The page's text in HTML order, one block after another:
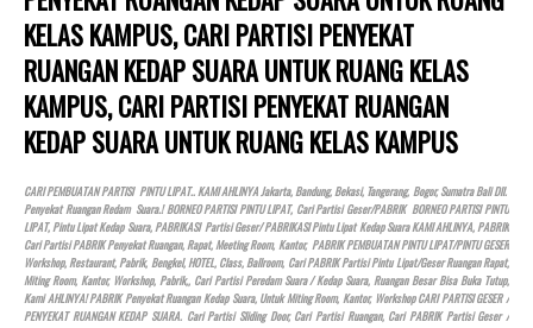
KELAS KAMPUS, CARI PARTISI PENYEKAT
RUANGAN KEDAP SUARA UNTUK RUANG KELAS
KAMPUS, CARI PARTISI PENYEKAT RUANGAN
KEDAP SUARA UNTUK RUANG KELAS KAMPUS
CARI PEMBUATAN PARTISI PINTU LIPAT.. KAMI AHLINYA Jakarta, Bandung, Bekasi, Tangerang, Bogor, Sumatra Bali Dll.
Penyekat Ruangan Redam Suara.! BORNEO PARTISI PINTU LIPAT, Cari Partisi Geser/PABRIK BORNEO PARTISI PINTU
LIPAT, Pintu Lipat Kedap Suara, PABRIKASI Partisi Geser/ PABRIKASI Pintu Lipat Kedap Suara KAMI AHLINYA, PABRIK
Cari Partisi PABRIK Penyekat Ruangan, Rapat, Meeting Room, Kantor, PABRIK PEMBUATAN PINTU LIPAT/PINTU GESER
Workshop, Restaurant, Pabrik, Bengkel,HOTEL, Class, Ballroom, Cari PABRIK Partisi Pintu Lipat/Geser Ruangan Rapat,
Miting Room, Kantor, Workshop, Pabrik,, Cari Partisi Peredam Suara / Kedap Suara, Ruangan Besar Bisa Buka Tutup,
Kami AHLINYA! PABRIK Penyekat Ruangan Kedap Suara, Untuk Miting Room, Kantor, Workshop CARI PARTISI GESER /
PENYEKAT RUANGAN KEDAP SUARA. Cari Partisi Sliding Door, Cari Partisi Ruangan, Cari PABRIK Partisi Geser /